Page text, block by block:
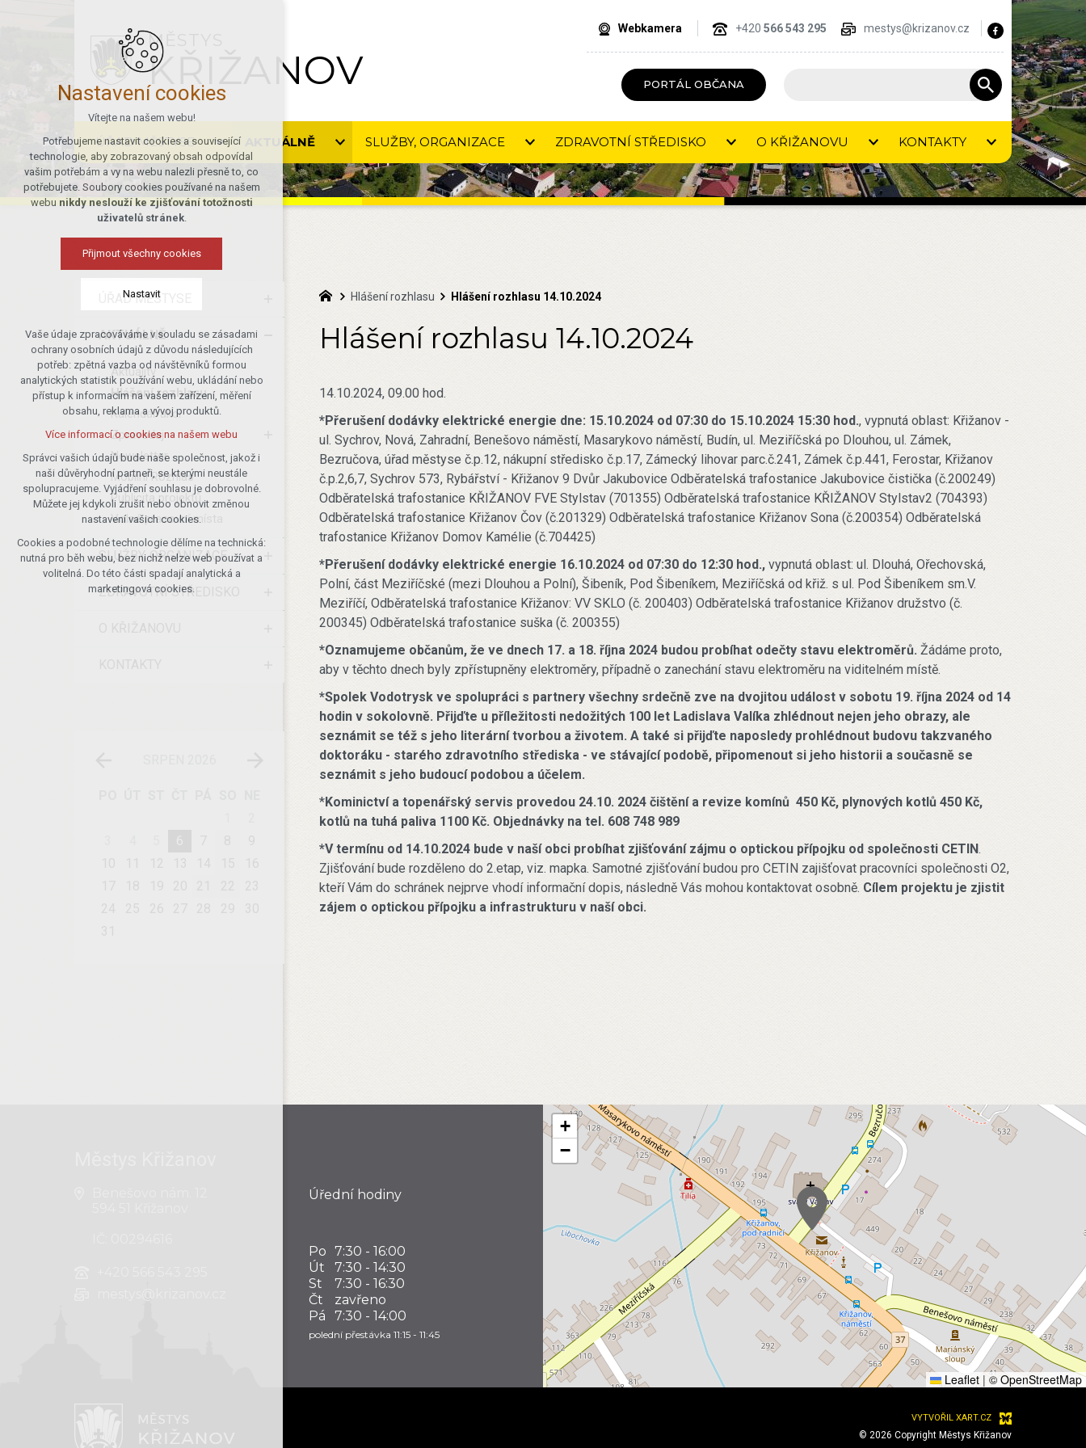
MĚSTYS
KŘIŽANOV
Webkamera +420 566 543 295 mestys@krizanov.cz
PORTÁL OBČANA
ÚŘAD MĚSTYSE AKTUÁLNĚ SLUŽBY, ORGANIZACE ZDRAVOTNÍ STŘEDISKO O KŘIŽANOVU KONTAKTY
ÚŘAD MĚSTYSE
AKTUÁLNĚ
Aktuality
Hlášení rozhlasu
Kalendář akcí
Zpravodaj
Newsletter
Mobilní Rozhlas
Publicita projektů
Volná pracovní místa
SLUŽBY, ORGANIZACE
ZDRAVOTNÍ STŘEDISKO
Hlášení rozhlasu Hlášení rozhlasu 14.10.2024
Hlášení rozhlasu 14.10.2024
14.10.2024, 09.00 hod.
*Přerušení dodávky elektrické energie dne: 15.10.2024 od 07:30 do 15.10.2024 15:30 hod., vypnutá oblast: Křižanov -
ul. Sychrov, Nová, Zahradní, Benešovo náměstí, Masarykovo náměstí, Budín, ul. Meziříčská po Dlouhou, ul. Zámek,
Bezručova, úřad městyse č.p.12, nákupní středisko č.p.17, Zámecký lihovar parc.č.241, Zámek č.p.441, Ferostar, Křižanov
č.p.2,6,7, Sychrov 573, Rybářství - Křižanov 9 Dvůr Jakubovice Odběratelská trafostanice Jakubovice čistička (č.200249)
Odběratelská trafostanice KŘIŽANOV FVE Stylstav (701355) Odběratelská trafostanice KŘIŽANOV Stylstav2 (704393)
Odběratelská trafostanice Křižanov Čov (č.201329) Odběratelská trafostanice Křižanov Sona (č.200354) Odběratelská
trafostanice Křižanov Domov Kamélie (č.704425)
*Přerušení dodávky elektrické energie 16.10.2024 od 07:30 do 12:30 hod., vypnutá oblast: ul. Dlouhá, Ořechovská,
Polní, část Meziříčské (mezi Dlouhou a Polní), Šibeník, Pod Šibeníkem, Meziříčská od křiž. s ul. Pod Šibeníkem sm.V.
Meziříčí, Odběratelská trafostanice Křižanov: VV SKLO (č. 200403) Odběratelská trafostanice Křižanov družstvo (č.
200345) Odběratelská trafostanice suška (č. 200355)
*Oznamujeme občanům, že ve dnech 17. a 18. října 2024 budou probíhat odečty stavu elektroměrů. Žádáme proto,
aby v těchto dnech byly zpřístupněny elektroměry, případně o zanechání stavu elektroměru na viditelném místě.
*Spolek Vodotrysk ve spolupráci s partnery všechny srdečně zve na dvojitou událost v sobotu 19. října 2024 od 14
hodin v sokolovně. Přijďte u příležitosti nedožitých 100 let Ladislava Valíka zhlédnout nejen jeho obrazy, ale
seznámit se též s jeho literární tvorbou a životem.A také si přijďte naposledy prohlédnout budovu takzvaného
doktoráku - starého zdravotního střediska - ve stávající podobě, připomenout si jeho historii a současně se
seznámit s jeho budoucí podobou a účelem.
*Kominictví a topenářský servis provedou 24.10. 2024 čištění a revize komínů 450 Kč, plynových kotlů 450 Kč,
kotlů na tuhá paliva 1100 Kč. Objednávky na tel. 608 748 989
*V termínu od 14.10.2024 bude v naší obci probíhat zjišťování zájmu o optickou přípojku od společnosti CETIN.
Zjišťování bude rozděleno do 2.etap, viz. mapka. Samotné zjišťování budou pro CETIN zajišťovat pracovníci společnosti O2,
kteří Vám do schránek nejprve vhodí informační dopis, následně Vás mohou kontaktovat osobně. Cílem projektu je zjistit
zájem o optickou přípojku a infrastrukturu v naší obci.
Úřední hodiny
Po 7:30 - 16:00
Út
7:30 - 14:30
St
7:30 - 16:30
Čt
zavřeno
Pá
7:30 - 14:00
polední přestávka 11:15 - 11:45
+
−
Leaflet | © OpenStreetMap
© 2026 Copyright Městys Křižanov
VYTVOŘIL XART.CZ
Nastavení cookies
Vítejte na našem webu!
Potřebujeme nastavit cookies a související
technologie, aby zobrazovaný obsah odpovídal
vašim potřebám a vy na webu nalezli přesně to, co
potřebujete. Soubory cookies používané na našem
webu nikdy neslouží ke zjišťování totožnosti
uživatelů stránek.
Přijmout všechny cookies
Nastavit
Technická cookies
nutná pro provozování webu
udržení kontextu stránek (session):
případná přihlášení, volby jazyka, apod.
Volitelná cookies
analytická pro anonymizované
vyhodnocení návštěvnosti
marketingová cookies (Google)
Více informací o cookies na našem webu
Přijmout všechny cookies
Odmítnout vše
Vaše údaje zpracováváme v souladu se zásadami
ochrany osobních údajů z důvodu následujících
potřeb: zpětná vazba od návštěvníků formou
analytických statistik používání webu, ukládání nebo
přístup k informacím na vašem zařízení, měření
obsahu, reklama a vývoj produktů.
Více informací o cookies na našem webu
Správci vašich údajů bude naše společnost, jakož i
naši důvěryhodní partneři, se kterými neustále
spolupracujeme. Vyjádření souhlasu je dobrovolné.
Můžete jej kdykoli zrušit nebo obnovit změnou
nastavení vašich cookies.
Cookies a podobné technologie dělíme na technická:
nutná pro běh webu, bez nichž nelze web používat a
volitelná. Do této části spadají analytická a
marketingová cookies.